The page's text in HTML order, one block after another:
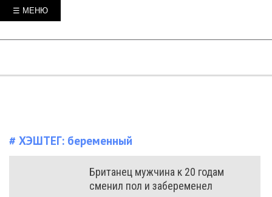
☰ МЕНЮ
# ХЭШТЕГ: беременный
Британец мужчина к 20 годам
сменил пол и забеременел